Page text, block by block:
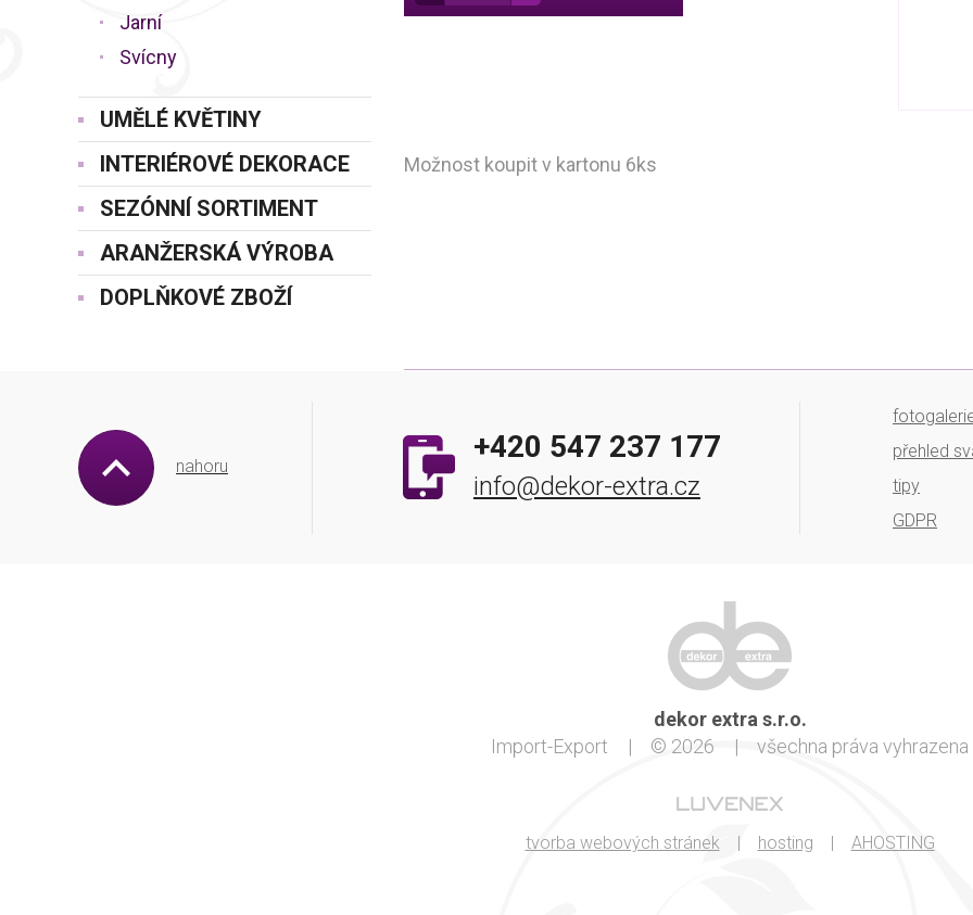
Jarní
Svícny
UMĚLÉ KVĚTINY
INTERIÉROVÉ DEKORACE
SEZÓNNÍ SORTIMENT
ARANŽERSKÁ VÝROBA
DOPLŇKOVÉ ZBOŽÍ
Možnost koupit v kartonu 6ks
nahoru
+420 547 237 177
info@dekor-extra.cz
přehled
tipy
GDPR
dekor extra s.r.o.
Import-Export
| © 2026 | všechna práva vyhrazena
tvorba webových stránek | hosting | AHOSTING